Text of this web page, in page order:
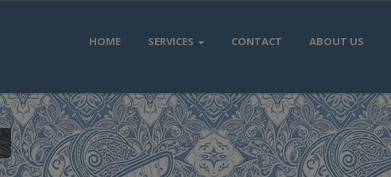
HOME SERVICES CONTACT ABOUT US